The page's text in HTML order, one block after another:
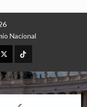
Nacional
X TikTok